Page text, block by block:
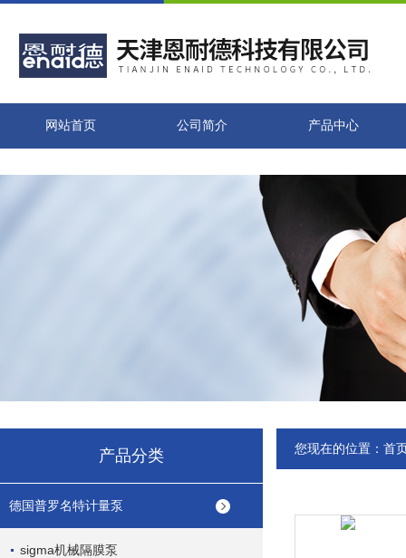
网站首页 公司简介 产品中心
产品分类
德国普罗名特计量泵
sigma机械隔膜泵
您现在的位置： 首